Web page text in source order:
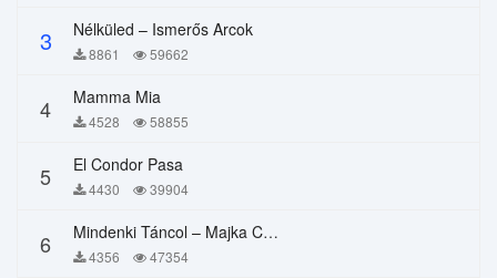
3 Nélküled – Ismerős Arcok
8861 59662
4 Mamma Mia
4528 58855
5 El Condor Pasa
4430 39904
6 Mindenki Táncol – Majka Curtis, Péter Majoros
4356 47354